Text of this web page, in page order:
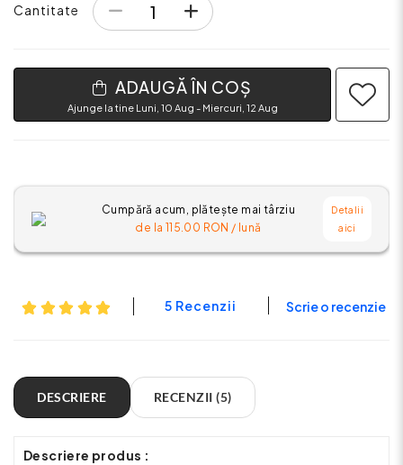
Cantitate
ADAUGĂ ÎN COȘ
Ajunge la tine Luni, 10 Aug - Miercuri, 12 Aug
Cumpără acum, plătește mai târziu
de la 115.00 RON / lună
Detalii
aici
5 Recenzii Scrie o recenzie
DESCRIERE RECENZII (5)
Descriere produs :